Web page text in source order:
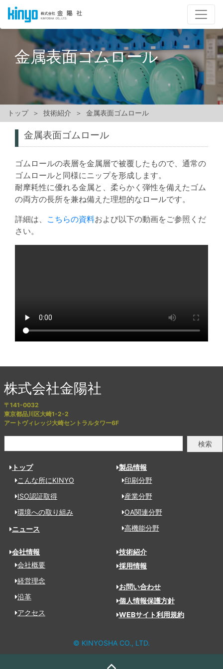
金属表面ゴムロール
トップ 技術紹介 金属表面ゴムロール
金属表面ゴムロール
ゴムロールの表層を金属層で被覆したもので、通常の
ゴムロールと同様にニップを形成します。
耐摩耗性に優れる金属と、柔らかく弾性を備えたゴム
の両方の長所を兼ね備えた理想的なロールです。
詳細は、 こちらの資料および以下の動画をご参照くだ
さい。
株式会社金陽社
〒141-0032
東京都品川区大崎1-2-2
アートヴィレッジ大崎セントラルタワー6F
検索
トップ
こんな所にKINYO
ISO認証取得
環境への取り組み
ニュース
製品情報
印刷分野
産業分野
OA関連分野
高機能分野
会社情報
会社概要
経営理念
沿革
アクセス
技術紹介
採用情報
お問い合わせ
個人情報保護方針
WEBサイト利用規約
© KINYOSHA CO., LTD.